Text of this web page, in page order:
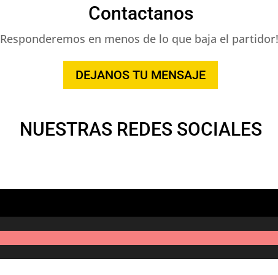
Contactanos
Responderemos en menos de lo que baja el
DEJANOS TU MENSAJE
NUESTRAS REDES SOCIALES